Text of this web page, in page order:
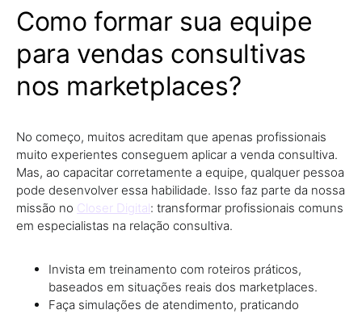
Como formar sua equipe
para vendas consultivas
nos marketplaces?
No começo, muitos acreditam que apenas profissionais
muito experientes conseguem aplicar a venda consultiva.
Mas, ao capacitar corretamente a equipe, qualquer pessoa
pode desenvolver essa habilidade. Isso faz parte da nossa
missão no Closer Digital: transformar profissionais comuns
em especialistas na relação consultiva.
Invista em treinamento com roteiros práticos,
baseados em situações reais dos marketplaces.
Faça simulações de atendimento, praticando